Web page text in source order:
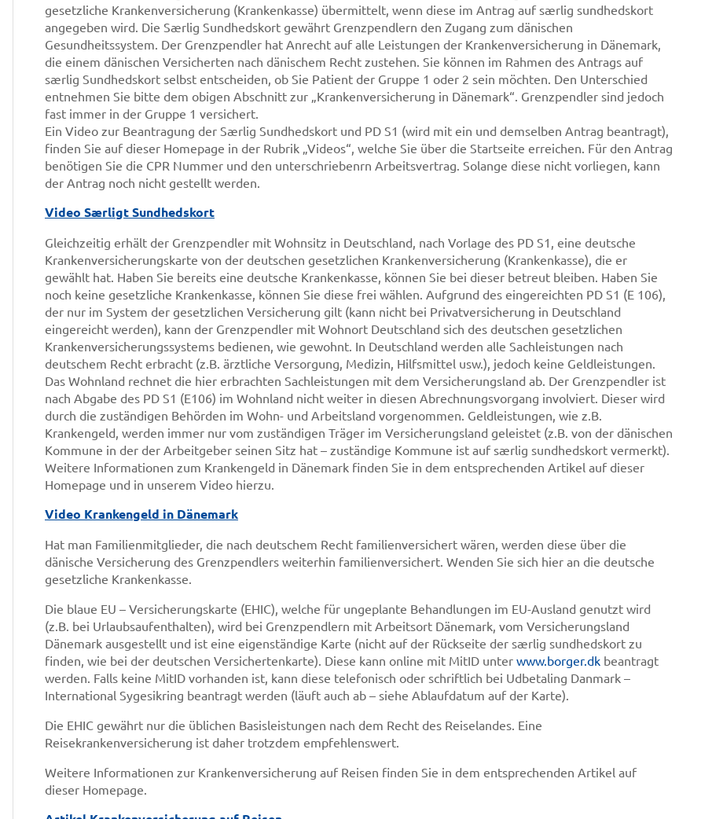
gesetzliche Krankenversicherung (Krankenkasse) übermittelt, wenn diese im Antrag auf særlig sundhedskort
angegeben wird. Die Særlig Sundhedskort gewährt Grenzpendlern den Zugang zum dänischen
Gesundheitssystem. Der Grenzpendler hat Anrecht auf alle Leistungen der Krankenversicherung in Dänemark,
die einem dänischen Versicherten nach dänischem Recht zustehen. Sie können im Rahmen des Antrags auf
særlig Sundhedskort selbst entscheiden, ob Sie Patient der Gruppe 1 oder 2 sein möchten. Den Unterschied
entnehmen Sie bitte dem obigen Abschnitt zur „Krankenversicherung in Dänemark“. Grenzpendler sind jedoch
fast immer in der Gruppe 1 versichert.
Ein Video zur Beantragung der Særlig Sundhedskort und PD S1 (wird mit ein und demselben Antrag beantragt),
finden Sie auf dieser Homepage in der Rubrik „Videos“, welche Sie über die Startseite erreichen. Für den Antrag
benötigen Sie die CPR Nummer und den unterschriebenrn Arbeitsvertrag. Solange diese nicht vorliegen, kann
der Antrag noch nicht gestellt werden.
Video Særligt Sundhedskort
Gleichzeitig erhält der Grenzpendler mit Wohnsitz in Deutschland, nach Vorlage des PD S1, eine deutsche
Krankenversicherungskarte von der deutschen gesetzlichen Krankenversicherung (Krankenkasse), die er
gewählt hat. Haben Sie bereits eine deutsche Krankenkasse, können Sie bei dieser betreut bleiben. Haben Sie
noch keine gesetzliche Krankenkasse, können Sie diese frei wählen. Aufgrund des eingereichten PD S1 (E 106),
der nur im System der gesetzlichen Versicherung gilt (kann nicht bei Privatversicherung in Deutschland
eingereicht werden), kann der Grenzpendler mit Wohnort Deutschland sich des deutschen gesetzlichen
Krankenversicherungssystems bedienen, wie gewohnt. In Deutschland werden alle Sachleistungen nach
deutschem Recht erbracht (z.B. ärztliche Versorgung, Medizin, Hilfsmittel usw.), jedoch keine Geldleistungen.
Das Wohnland rechnet die hier erbrachten Sachleistungen mit dem Versicherungsland ab. Der Grenzpendler ist
nach Abgabe des PD S1 (E106) im Wohnland nicht weiter in diesen Abrechnungsvorgang involviert. Dieser wird
durch die zuständigen Behörden im Wohn- und Arbeitsland vorgenommen. Geldleistungen, wie z.B.
Krankengeld, werden immer nur vom zuständigen Träger im Versicherungsland geleistet (z.B. von der dänischen
Kommune in der der Arbeitgeber seinen Sitz hat – zuständige Kommune ist auf særlig sundhedskort vermerkt).
Weitere Informationen zum Krankengeld in Dänemark finden Sie in dem entsprechenden Artikel auf dieser
Homepage und in unserem Video hierzu.
Video Krankengeld in Dänemark
Hat man Familienmitglieder, die nach deutschem Recht familienversichert wären, werden diese über die
dänische Versicherung des Grenzpendlers weiterhin familienversichert. Wenden Sie sich hier an die deutsche
gesetzliche Krankenkasse.
Die blaue EU – Versicherungskarte (EHIC), welche für ungeplante Behandlungen im EU-Ausland genutzt wird
(z.B. bei Urlaubsaufenthalten), wird bei Grenzpendlern mit Arbeitsort Dänemark, vom Versicherungsland
Dänemark ausgestellt und ist eine eigenständige Karte (nicht auf der Rückseite der særlig sundhedskort zu
finden, wie bei der deutschen Versichertenkarte). Diese kann online mit MitID unter www.borger.dk beantragt
werden. Falls keine MitID vorhanden ist, kann diese telefonisch oder schriftlich bei Udbetaling Danmark –
International Sygesikring beantragt werden (läuft auch ab – siehe Ablaufdatum auf der Karte).
Die EHIC gewährt nur die üblichen Basisleistungen nach dem Recht des Reiselandes. Eine
Reisekrankenversicherung ist daher trotzdem empfehlenswert.
Weitere Informationen zur Krankenversicherung auf Reisen finden Sie in dem entsprechenden Artikel auf
dieser Homepage.